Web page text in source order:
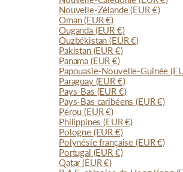
Nouvelle-Zélande(EUR €)
Oman(EUR €)
Ouganda (EUR €)
Ouzbékistan(EUR €)
Pakistan (EUR €)
Panama (EUR €)
Papouasie-Nouvelle-Guinée
Paraguay (EUR €)
Pays-Bas (EUR €)
Pays-Bas caribéens(EUR €)
Pérou(EUR €)
Philippines(EUR €)
Pologne (EUR €)
Polynésie française (EUR €)
Portugal (EUR €)
Qatar(EUR €)